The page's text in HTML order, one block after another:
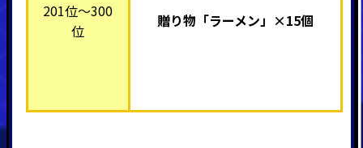
201位～300
位
贈り物「ラーメン」×15個